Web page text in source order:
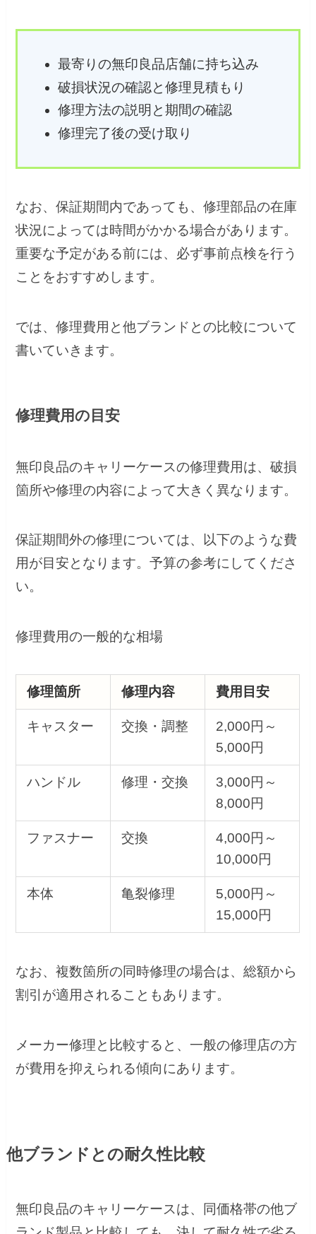
最寄りの無印良品店舗に持ち込み
破損状況の確認と修理見積もり
修理方法の説明と期間の確認
修理完了後の受け取り
なお、保証期間内であっても、修理部品の在庫
状況によっては時間がかかる場合があります。
重要な予定がある前には、必ず事前点検を行う
ことをおすすめします。
では、修理費用と他ブランドとの比較について
書いていきます。
修理費用の目安
無印良品のキャリーケースの修理費用は、破損
箇所や修理の内容によって大きく異なります。
保証期間外の修理については、以下のような費
用が目安となります。予算の参考にしてくださ
い。
修理費用の一般的な相場
修理箇所 修理内容 費用目安
キャスター 交換・調整
2,000円～
5,000円
ハンドル 修理・交換
3,000円～
8,000円
ファスナー 交換
4,000円～
10,000円
本体 亀裂修理
5,000円～
15,000円
なお、複数箇所の同時修理の場合は、総額から
割引が適用されることもあります。
メーカー修理と比較すると、一般の修理店の方
が費用を抑えられる傾向にあります。
他ブランドとの耐久性比較
無印良品のキャリーケースは、同価格帯の他ブ